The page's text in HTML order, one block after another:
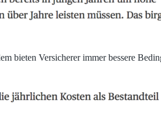
bieten Versicherer immer bessere